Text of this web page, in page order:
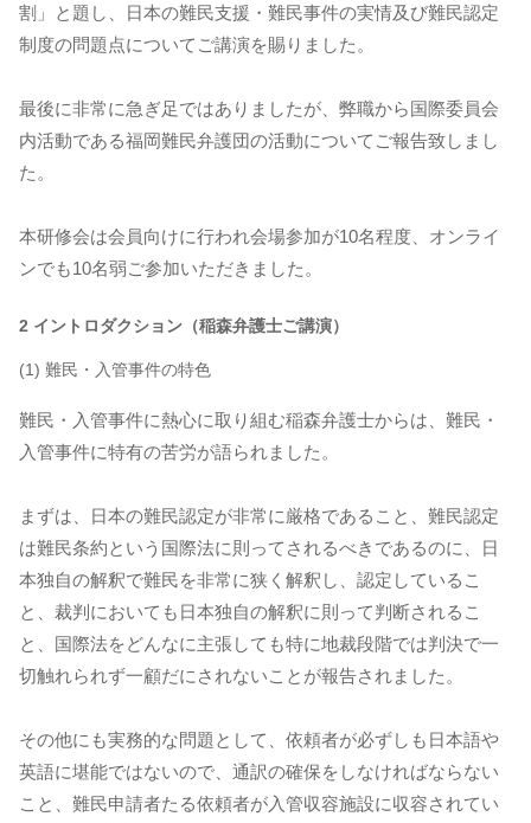
割」と題し、日本の難民支援・難民事件の実情及び難民認定
制度の問題点についてご講演を賜りました。
最後に非常に急ぎ足ではありましたが、弊職から国際委員会
内活動である福岡難民弁護団の活動についてご報告致しまし
た。
本研修会は会員向けに行われ会場参加が10名程度、オンライ
ンでも10名弱ご参加いただきました。
2 イントロダクション（稲森弁護士ご講演）
(1) 難民・入管事件の特色
難民・入管事件に熱心に取り組む稲森弁護士からは、難民・
入管事件に特有の苦労が語られました。
まずは、日本の難民認定が非常に厳格であること、難民認定
は難民条約という国際法に則ってされるべきであるのに、日
本独自の解釈で難民を非常に狭く解釈し、認定しているこ
と、裁判においても日本独自の解釈に則って判断されるこ
と、国際法をどんなに主張しても特に地裁段階では判決で一
切触れられず一顧だにされないことが報告されました。
その他にも実務的な問題として、依頼者が必ずしも日本語や
英語に堪能ではないので、通訳の確保をしなければならない
こと、難民申請者たる依頼者が入管収容施設に収容されてい